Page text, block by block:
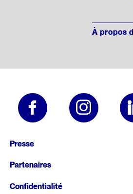
À propos
page
Presse
Partenaires
Confidentialité